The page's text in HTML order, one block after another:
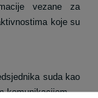
vezane za
koje su
suda kao
komunikacijom.